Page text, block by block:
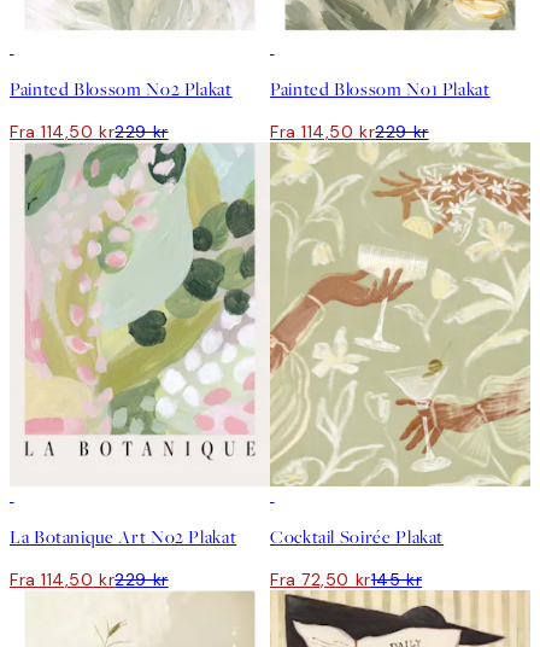
Painted Blossom No2 Plakat
Fra 114,50 kr229 kr
Painted Blossom No1 Plakat
Fra 114,50 kr229 kr
La Botanique Art No2 Plakat
Fra 114,50 kr229 kr
Cocktail Soirée Plakat
Fra 72,50 kr145 kr